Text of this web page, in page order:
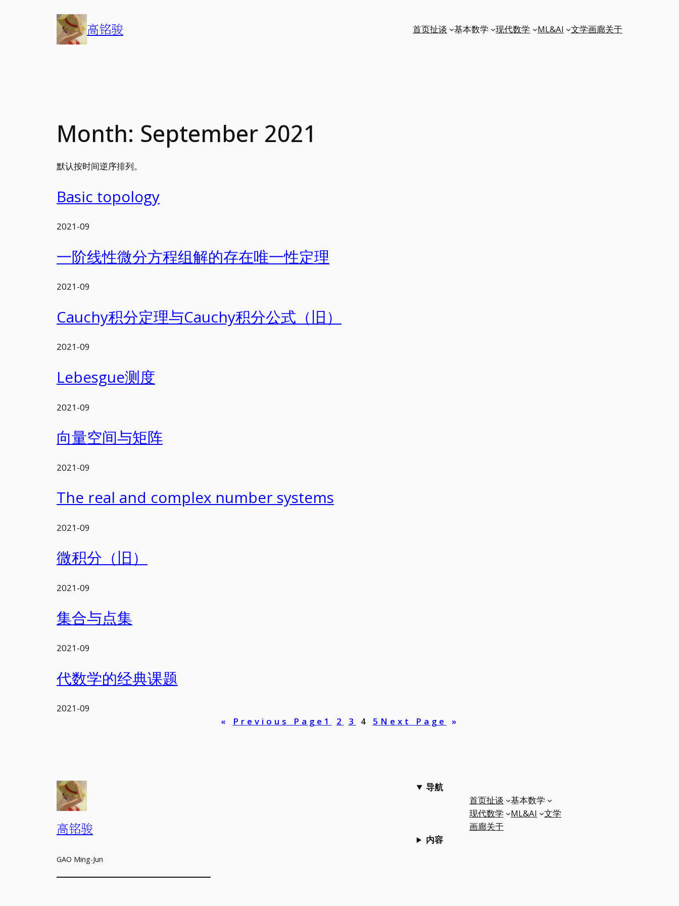
高铭骏 首页扯谈 基本数学 现代数学 ML&AI 文学画廊关于
Month: September 2021
默认按时间逆序排列。
Basic topology
2021-09
一阶线性微分方程组解的存在唯一性定理
2021-09
Cauchy积分定理与Cauchy积分公式（旧）
2021-09
Lebesgue测度
2021-09
向量空间与矩阵
2021-09
The real and complex number systems
2021-09
微积分（旧）
2021-09
集合与点集
2021-09
代数学的经典课题
2021-09
«
Previous Page 1 2 3 4 5 Next Page »
高铭骏
GAO Ming-Jun
导航
首页扯谈
基本数学
现代数学
ML&AI
文学
画廊关于
内容